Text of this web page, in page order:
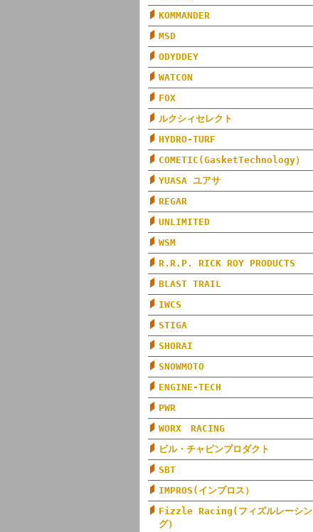
KOMMANDER
MSD
ODYDDEY
WATCON
FOX
ルクシィセレクト
HYDRO-TURF
COMETIC(GasketTechnology）
YUASA ユアサ
REGAR
UNLIMITED
WSM
R.R.P. RICK ROY PRODUCTS
BLAST TRAIL
IWCS
STIGA
SHORAI
SNOWMOTO
ENGINE-TECH
PWR
WORX RACING
ビル・チャピンプロダクト
SBT
IMPROS(インプロス）
Fizzle Racing(フィズルレーシン
グ）